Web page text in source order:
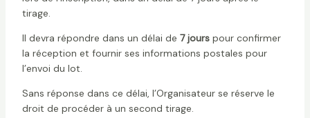
tirage.
Il devra répondre dans un délai de 7 jourspour confirmer
la réception et fournir ses informations postales pour
l’envoi du lot.
Sans réponse dans ce délai, l’Organisateur se réserve le
droit de procéder à un second tirage.